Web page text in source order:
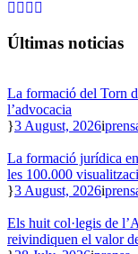
Últimas noticias
La formació del Torn
l’advocacia
3 August, 2026
La formació jurídica
les 100.000
3 August, 2026
Els huit col·legis de
reivindiquen el valor